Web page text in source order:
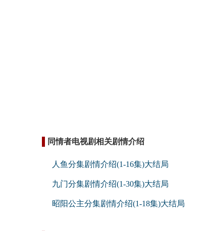
同情者电视剧相关剧情介绍
人鱼分集剧情介绍(1-16集)大结局
九门分集剧情介绍(1-30集)大结局
昭阳公主分集剧情介绍(1-18集)大结局